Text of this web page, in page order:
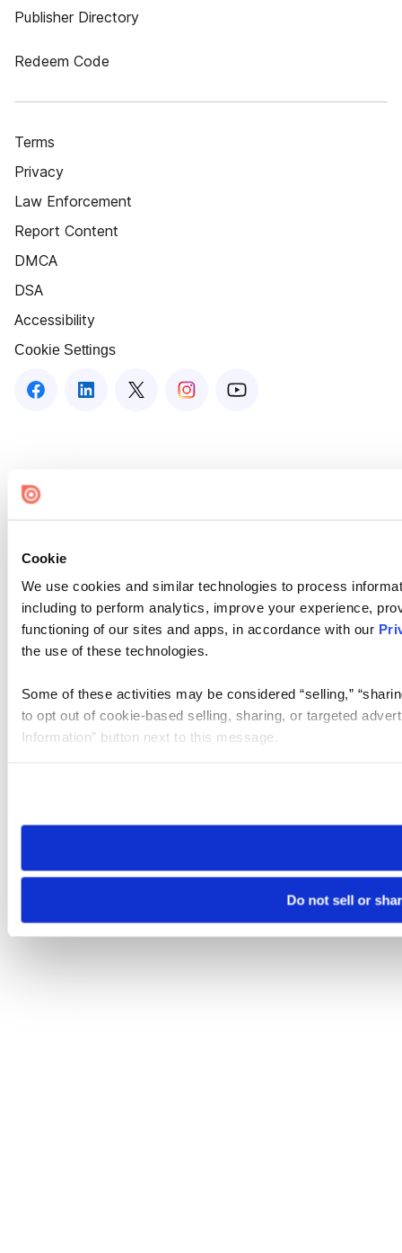
Cookie
We use cookies and similar technologies to process
including to perform analytics, improve your experience,
functioning of our sites and apps, in accordance with our
the use of these technologies.
Some of these activities may be considered “selling,”
to opt out of cookie-based selling, sharing, or targeted
Information” button next to this message.
need to be set again.
Do not sell or
Publisher Directory
Redeem Code
Terms
Privacy
Law Enforcement
Report Content
DMCA
DSA
Accessibility
Cookie Settings